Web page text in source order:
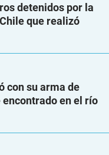
detenidos por la
que realizó
con su arma de
encontrado en el río